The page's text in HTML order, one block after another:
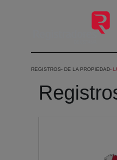
Salta al contingut principal
REGISTROS DE LA PROPIEDAD